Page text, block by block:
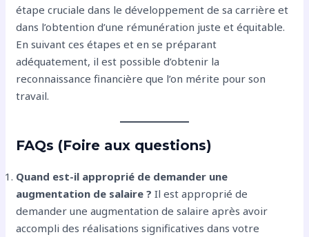
étape cruciale dans le développement de sa carrière et
dans l’obtention d’une rémunération juste et équitable.
En suivant ces étapes et en se préparant
adéquatement, il est possible d’obtenir la
reconnaissance financière que l’on mérite pour son
travail.
FAQs (Foire aux questions)
Quand est-il approprié de demander une
augmentation de salaire ? Il est approprié de
demander une augmentation de salaire après avoir
accompli des réalisations significatives dans votre